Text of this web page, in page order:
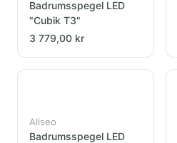
Badrumsspegel LED
"Cubik T3"
3 779,00 kr
Aliseo
Badrumsspegel LED